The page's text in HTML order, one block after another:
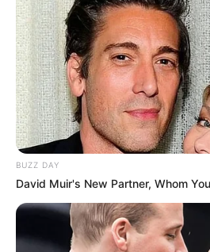
BUZZ DAY
David Muir's New Partner, Whom